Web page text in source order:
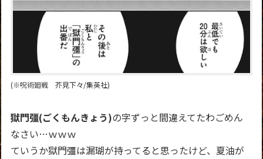
(※呪術廻戦 芥見下々/集英社)
獄門彊(ごくもんきょう)の字ずっと間違えてたわごめん
なさい…ｗｗｗ
ていうか獄門彊は漏瑚が持ってると思ったけど、夏油が